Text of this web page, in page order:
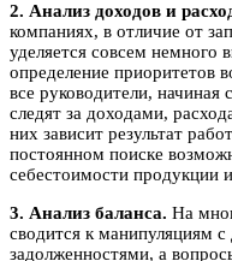
2. Анализ доходов и
компаниях, в отличие от
уделяется совсем немного
определение приоритетов
все руководители, начиная
следят за доходами,
них зависит результат
постоянном поиске
себестоимости продукции
3. Анализ баланса. На
сводится к манипуляциям
задолженностями, а